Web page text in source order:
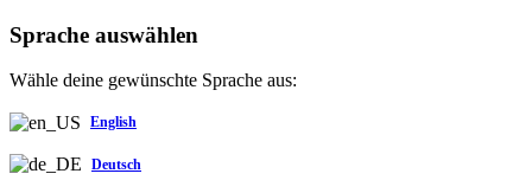
Sprache auswählen
Wähle deine gewünschte Sprache aus:
English
Deutsch